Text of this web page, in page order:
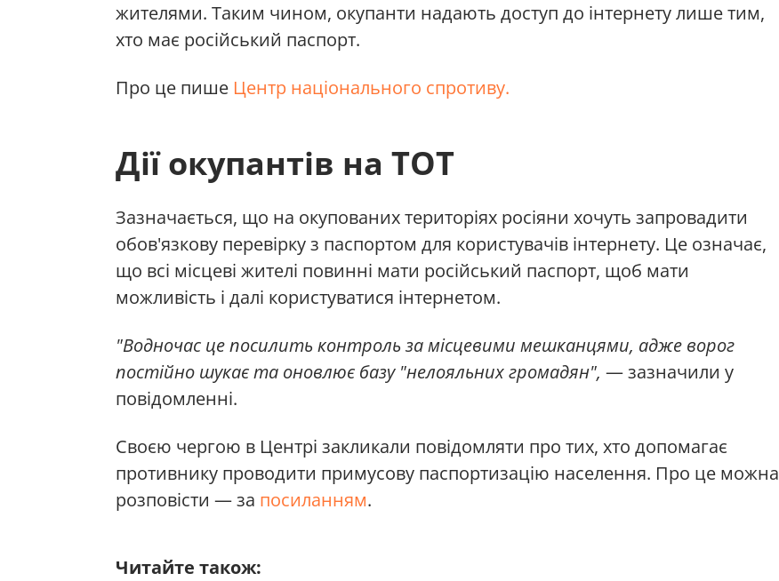
жителями. Таким чином, окупанти надають доступ до інтернету лише тим,
хто має російський паспорт.
Про це пише Центр національного спротиву.
Дії окупантів на ТОТ
Зазначається, що на окупованих територіях росіяни хочуть запровадити
обов'язкову перевірку з паспортом для користувачів інтернету. Це означає,
що всі місцеві жителі повинні мати російський паспорт, щоб мати
можливість і далі користуватися інтернетом.
"Водночас це посилить контроль за місцевими мешканцями, адже ворог
постійно шукає та оновлює базу "нелояльних громадян", — зазначили у
повідомленні.
Своєю чергою в Центрі закликали повідомляти про тих, хто допомагає
противнику проводити примусову паспортизацію населення. Про це можна
розповісти — за посиланням.
Читайте також: